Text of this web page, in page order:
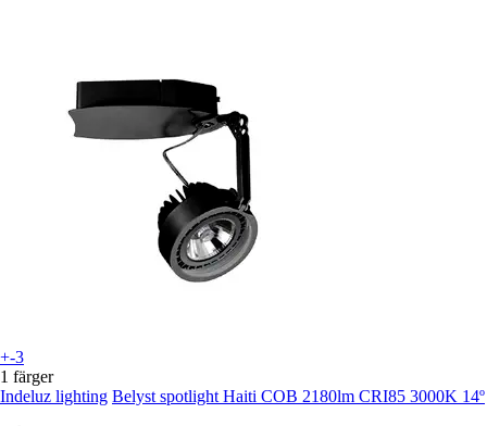
+-3
1 färger
Indeluz lighting Belyst spotlight Haiti COB 2180lm CRI85 3000K 14º